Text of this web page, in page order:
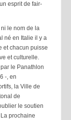
esprit de fair-
le nom de la
né en Italie il y a
et chacun puisse
et culturelle.
le Panathlon
-, en
la Ville de
de
le soutien
prochaine